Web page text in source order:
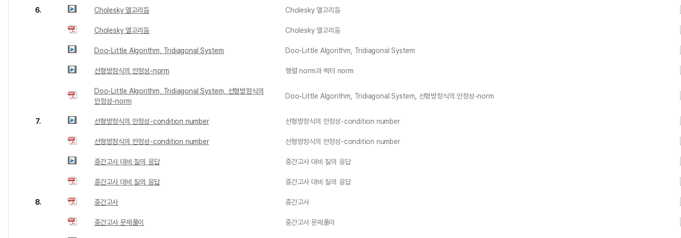
6. Cholesky 앨고리듬 Cholesky 앨고리듬
Cholesky 앨고리듬 Cholesky 앨고리듬
Doo-Little Algorithm, Tridiagonal System Doo-Little Algorithm, Tridiagonal System
선형방정식의 안정성-norm 행렬 norm과 벡터 norm
Doo-Little Algorithm, Tridiagonal System, 선형방정식의
안정성-norm
Doo-Little Algorithm, Tridiagonal System, 선형방정식의 안정성-norm
7. 선형방정식의 안정성-condition number 선형방정식의 안정성-condition number
선형방정식의 안정성-condition number 선형방정식의 안정성-condition number
중간고사 대비 질의 응답 중간고사 대비 질의 응답
중간고사 대비 질의 응답 중간고사 대비 질의 응답
8. 중간고사 중간고사
중간고사 문제풀이 중간고사 문제풀이